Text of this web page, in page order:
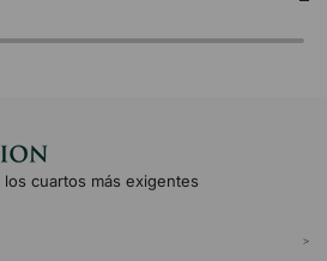
cuartos más exigentes